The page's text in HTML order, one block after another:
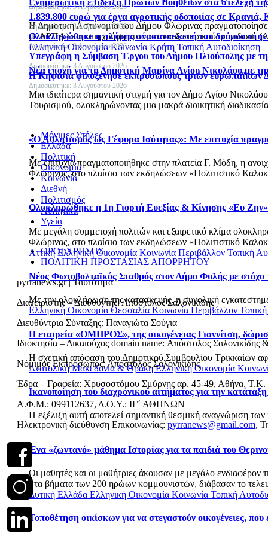
Η Δημοτική Αστυνομία του Δήμου Φλώρινας
(ΚΑΡΠΑ) και στη χρήση αυτόματου εξωτερικού απινιδωτή
Ελληνική ΟικονομίαΚοινωνία Κρήτη Τοπική Αυτοδιοίκηση
Νέα εποχή για τη Δημοτική Μαρίνα Αγίου Νικολάου με
Μια ιδιαίτερα σημαντική στιγμή για τον Δήμο Αγίου
Τουρισμού, ολοκληρώνοντας μια μακρά διοικητική
«Ο Αθλητισμός ως Γέφυρα Ισότητας»: Με επιτυχία
Με επιτυχία πραγματοποιήθηκε στην πλατεία Γ. Μόδη, η
Φλώρινας, στο πλαίσιο των εκδηλώσεων «Πολιτιστικό
Ολοκληρώθηκε η 1η Γιορτή Ευεξίας & Κίνησης «Ευ
Με μεγάλη συμμετοχή πολιτών και εξαιρετικό κλίμα
Φλώρινας, στο πλαίσιο των εκδηλώσεων «Πολιτιστικό
ΑττικήΕλληνική Οικονομία Κοινωνία Περιβάλλον Τοπική
Νέος Φωτοβολταϊκός Σταθμός στον Δήμο Φυλής με στόχο
Με την ολοκλήρωση της κατασκευής, η συνολική
Ελληνική Οικονομία Θεσσαλία Κοινωνία Περιβάλλον
Η εταιρεία «ΟΜΗΡΟΣ», της οικογένειας Γιαννίτση,
Η σχετική απόφαση του Δημοτικού Συμβουλίου Τρικκαίων
Ανατολική Μακεδονία & ΘράκηΕλληνική Οικονομία
Ικανοποίηση του διαχρονικού αιτήματος για την
Η εξέλιξη αυτή αποτελεί σημαντική θεσμική αναγνώριση
Ένα «ζωντανό» μάθημα Ιστορίας για τα παιδιά του
Οι μαθητές και οι μαθήτριες άκουσαν με μεγάλο
στα βήματα των 200 ηρώων κομμουνιστών, διάβασαν το
Δυτική Ελλάδα Ελληνική Οικονομία Κοινωνία Τοπική
Τοποθέτηση οικίσκων για να στεγαστούν οικογένειες,
Δημοσιεύτηκε: 3 Αυγούστου 2026
1.839.800 ευρώ για έργα αγροτικής οδοποιίας σε
Δημοσιεύτηκε: 3 Αυγούστου 2026
Ολοκληρώθηκε η πλήρης ανακατασκευή του δρόμου
Δημοσιεύτηκε: 3 Αυγούστου 2026
Υπεγράφη η Σύμβαση Έργου του Δήμου Ηλιούπολης με
Δημοσιεύτηκε: 3 Αυγούστου 2026
H Κηφισιά φιλοξένησε εκπροσώπους τριών ευρωπαϊκών
Δημοσιεύτηκε: 3 Αυγούστου 2026
Μόνιμες Στήλες
Ελλάδα
Πολιτική
Οικονομία
Κοινωνία
Διεθνή
Πολιτισμός
Αθλητικά
Υγεία
ΟΡΟΙ ΧΡΗΣΗΣ
ΠΟΛΙΤΙΚΗ ΠΡΟΣΤΑΣΙΑΣ ΑΠΟΡΡΗΤΟΥ
pyrranews.gr | Ταυτότητα
Διαχειριστής – Διευθυντής: Απόστολος Σαλονικίδης
Διευθύντρια Σύνταξης: Παναγιώτα Σούγια
Ιδιοκτησία – Δικαιούχος domain name: Απόστολος
Νόμιμος Εκπρόσωπος: Απόστολος Σαλονικίδης
Έδρα – Γραφεία: Χρυσοστόμου Σμύρνης αρ. 45-49, Αθήνα, Τ.Κ.
Α.Φ.Μ.: 099112637, Δ.Ο.Υ.: ΙΓ΄ ΑΘΗΝΩΝ
Ηλεκτρονική διεύθυνση Επικοινωνίας: pyrranews@gmail.com,